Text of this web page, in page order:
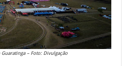
– Foto: Divulgação